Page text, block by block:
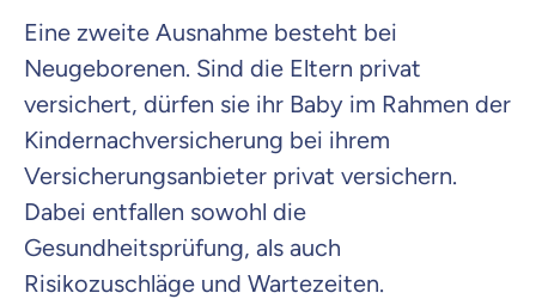
Eine zweite Ausnahme besteht bei
Neugeborenen. Sind die Eltern privat
versichert, dürfen sie ihr Baby im Rahmen der
Kindernachversicherung bei ihrem
Versicherungsanbieter privat versichern.
Dabei entfallen sowohl die
Gesundheitsprüfung, als auch
Risikozuschläge und Wartezeiten.